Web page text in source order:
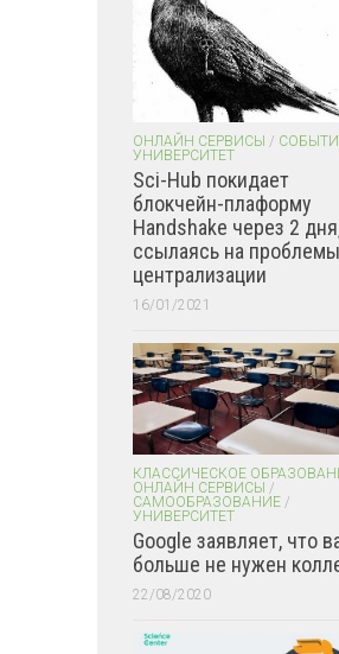
ОНЛАЙН СЕРВИСЫ /
УНИВЕРСИТЕТ
Sci-Hub покидает
блокчейн-плаформу
Handshake через 2
ссылаясь на проблемы
централизации
16/01/2021
КЛАССИЧЕСКОЕ
ОНЛАЙН СЕРВИСЫ /
САМООБРАЗОВАНИЕ /
УНИВЕРСИТЕТ
Google заявляет, что
больше не нужен
22/08/2020